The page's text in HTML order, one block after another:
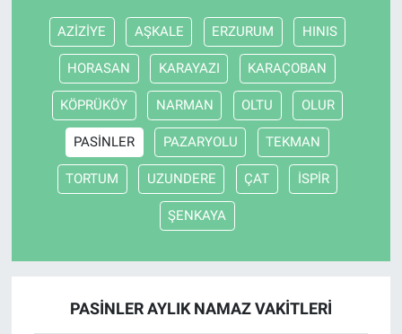
AZİZİYE AŞKALE ERZURUM HINIS
HORASAN KARAYAZI KARAÇOBAN
KÖPRÜKÖY NARMAN OLTU OLUR
PASİNLER PAZARYOLU TEKMAN
TORTUM UZUNDERE ÇAT İSPİR
ŞENKAYA
PASİNLER AYLIK NAMAZ VAKITLERI